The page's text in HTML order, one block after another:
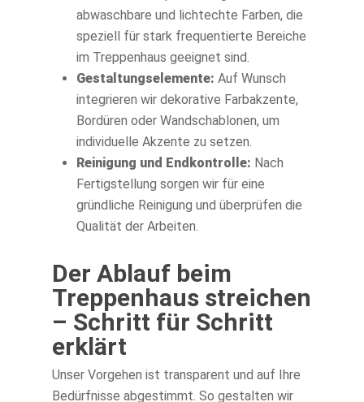
abwaschbare und lichtechte Farben, die
speziell für stark frequentierte Bereiche
im Treppenhaus geeignet sind.
Gestaltungselemente: Auf Wunsch
integrieren wir dekorative Farbakzente,
Bordüren oder Wandschablonen, um
individuelle Akzente zu setzen.
Reinigung und Endkontrolle: Nach
Fertigstellung sorgen wir für eine
gründliche Reinigung und überprüfen die
Qualität der Arbeiten.
Der Ablauf beim
Treppenhaus streichen
– Schritt für Schritt
erklärt
Unser Vorgehen ist transparent und auf Ihre
Bedürfnisse abgestimmt. So gestalten wir